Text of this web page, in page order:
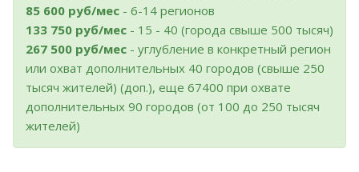
85 600 руб/мес - 6-14 регионов
133 750 руб/мес - 15 - 40 (города свыше 500 тысяч)
267 500 руб/мес - углубление в конкретный регион
или охват дополнительных 40 городов (свыше 250
тысяч жителей) (доп.), еще 67400 при охвате
дополнительных 90 городов (от 100 до 250 тысяч
жителей)